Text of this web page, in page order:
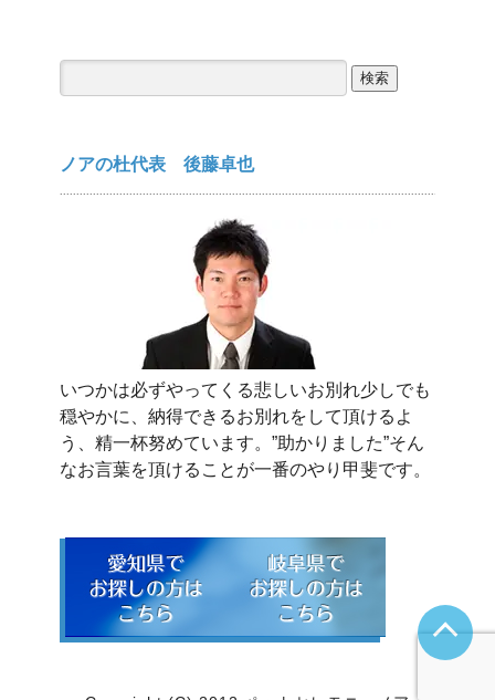
索:
ノアの杜代表 後藤卓也
いつかは必ずやってくる悲しいお別れ少しでも
穏やかに、納得できるお別れをして頂けるよ
う、精一杯努めています。”助かりました”そん
なお言葉を頂けることが一番のやり甲斐です。